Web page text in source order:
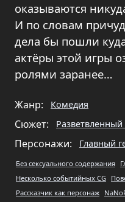
оказываются
И по словам
дела бы пошли
актёры этой игры
ролями заранее…
Жанр: Комедия
Сюжет:
Персонажи: Главный
Без сексуального содержания
Несколько событийных CG
Рассказчик как персонаж